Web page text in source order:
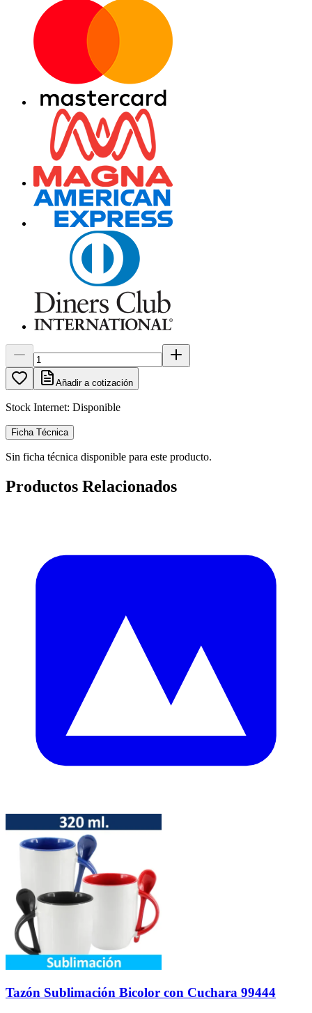
Añadir a cotización
Stock Internet: Disponible
Ficha Técnica
Sin ficha técnica disponible para este producto.
Productos Relacionados
Tazón Sublimación Bicolor con Cuchara 99444